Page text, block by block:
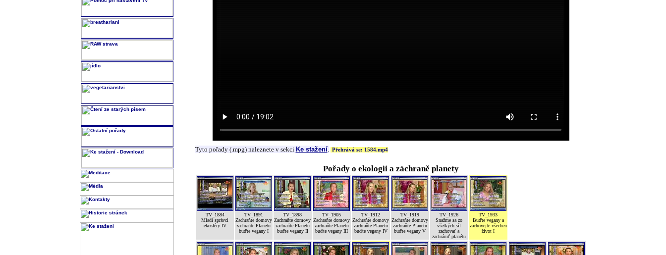
Tyto pořady (.mpg) naleznete v sekci Ke stažení. Přehrává se: 1584.mp4
Pořady o ekologii a záchraně planety
TV_1884
Mladí správci
ekosféry IV
TV_1891
Zachraňte domovy
zachraňte Planetu
buďte vegany I
TV_1898
Zachraňte domovy
zachraňte Planetu
buďte vegany II
TV_1905
Zachraňte domovy
zachraňte Planetu
buďte vegany III
TV_1912
Zachraňte domovy
zachraňte Planetu
buďte vegany IV
TV_1919
Zachraňte domovy
zachraňte Planetu
buďte vegany V
TV_1926
Snažme sa zo
všetkých síl
zachovať a
zachrániť planétu
TV_1933
Buďte vegany a
zachovejte všechen
život I